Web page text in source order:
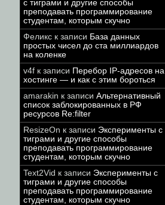
с тиграми и другие способы
преподавать программирование
студентам, которым скучно
Феликс к записи База данных
простых чисел до ста миллиардов
на коленке
v4f к записи Перебор IP-адресов на
хостинге — и как с этим бороться
amarakin к записи Альтернативный
список заблокированных в РФ
ресурсов Re:filter
ResizeOn к записи Эксперименты с
тиграми и другие способы
преподавать программирование
студентам, которым скучно
Text2Vid к записи Эксперименты с
тиграми и другие способы
преподавать программирование
студентам, которым скучно